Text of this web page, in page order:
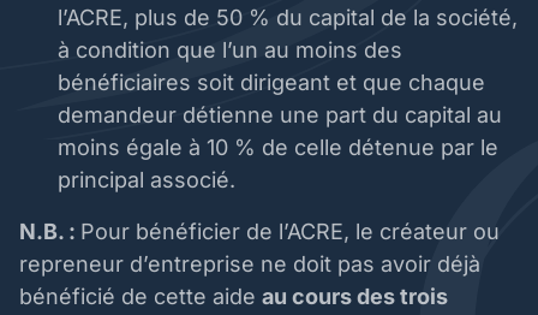
l’ACRE, plus de 50 % du capital de la société,
à condition que l’un au moins des
bénéficiaires soit dirigeant et que chaque
demandeur détienne une part du capital au
moins égale à 10 % de celle détenue par le
principal associé.
N.B. : Pour bénéficier de l’ACRE, le créateur ou
repreneur d’entreprise ne doit pas avoir déjà
bénéficié de cette aide au cours des trois